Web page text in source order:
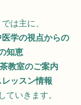
は主に、​
医学の視点からの
知恵
教室のご案内
レッスン情報
ていきます。